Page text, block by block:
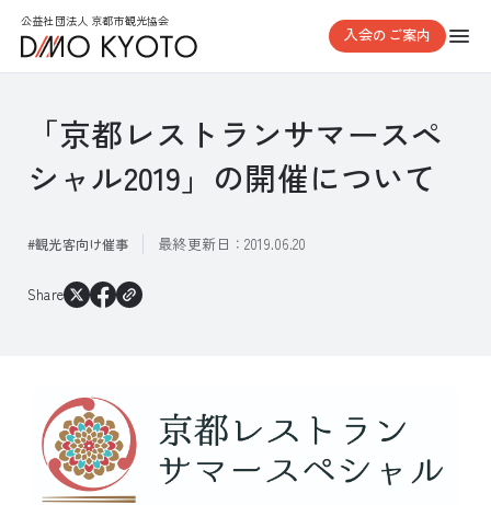
公益社団法人 京都市観光協会
入会のご案内
「京都レストランサマースペ
シャル2019」の開催について
観光客向け催事 最終更新日：2019.06.20
Share